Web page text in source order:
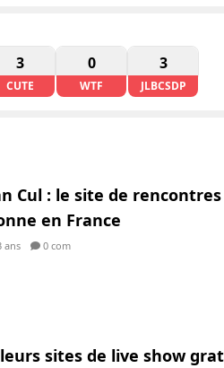
3
CUTE
0
WTF
3
JLBCSDP
Cul : le site de
en France
ans 0 com
sites de live show